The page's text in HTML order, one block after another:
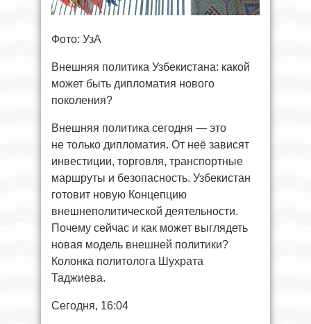
Фото: УзА
Внешняя политика Узбекистана: какой
может быть дипломатия нового
поколения?
Внешняя политика сегодня — это
не только дипломатия. От неё зависят
инвестиции, торговля, транспортные
маршруты и безопасность. Узбекистан
готовит новую Концепцию
внешнеполитической деятельности.
Почему сейчас и как может выглядеть
новая модель внешней политики?
Колонка политолога Шухрата
Таджиева.
Сегодня, 16:04